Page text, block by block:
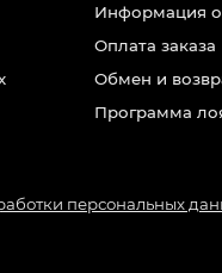
Информация о
Оплата заказа
Обмен и
Программа
персональных